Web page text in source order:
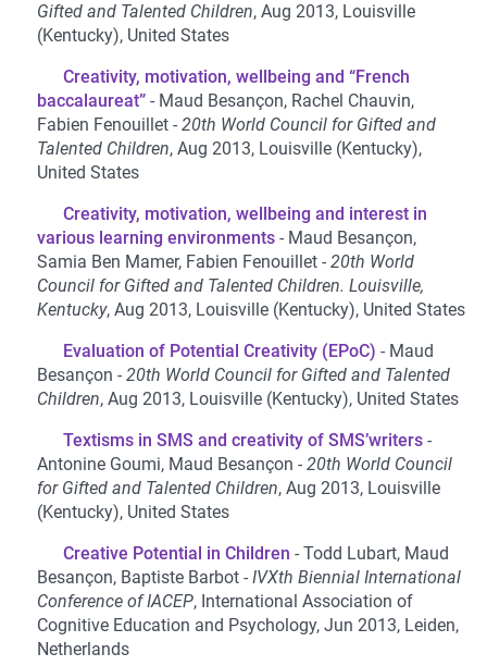
Gifted and Talented Children, Aug 2013, Louisville
(Kentucky), United States
Creativity, motivation, wellbeing and “French
baccalaureat”
Maud Besançon, Rachel Chauvin,
Fabien Fenouillet
20th World Council for Gifted and
Talented Children, Aug 2013, Louisville (Kentucky),
United States
Creativity, motivation, wellbeing and interest in
various learning environments
Maud Besançon,
Samia Ben Mamer, Fabien Fenouillet
20th World
Council for Gifted and Talented Children. Louisville,
Kentucky, Aug 2013, Louisville (Kentucky), United States
Evaluation of Potential Creativity (EPoC)
Maud
Besançon
20th World Council for Gifted and Talented
Children, Aug 2013, Louisville (Kentucky), United States
Textisms in SMS and creativity of SMS’writers
Antonine Goumi, Maud Besançon
20th World Council
for Gifted and Talented Children, Aug 2013, Louisville
(Kentucky), United States
Creative Potential in Children
Todd Lubart, Maud
Besançon, Baptiste Barbot
IVXth Biennial International
Conference of IACEP, International Association of
Cognitive Education and Psychology, Jun 2013, Leiden,
Netherlands